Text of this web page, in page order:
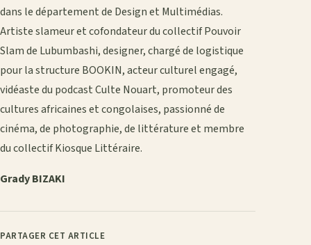
dans le département de Design et Multimédias.
Artiste slameur et cofondateur du collectif Pouvoir
Slam de Lubumbashi, designer, chargé de logistique
pour la structure BOOKIN, acteur culturel engagé,
vidéaste du podcast Culte Nouart, promoteur des
cultures africaines et congolaises, passionné de
cinéma, de photographie, de littérature et membre
du collectif Kiosque Littéraire.
Grady BIZAKI
PARTAGER CET ARTICLE